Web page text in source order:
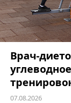
Врач-
07.08.2026